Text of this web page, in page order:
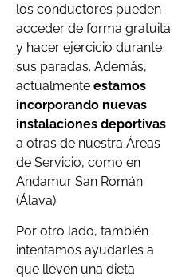
los conductores pueden
acceder de forma gratuita
y hacer ejercicio durante
sus paradas. Además,
actualmente estamos
incorporando nuevas
instalaciones deportivas
a otras de nuestra Áreas
de Servicio, como en
Andamur San Román
(Álava)
Por otro lado, también
intentamos ayudarles a
que lleven una dieta